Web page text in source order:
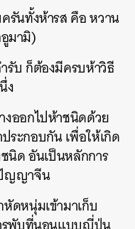
รันทั้งห้ารส คือ หวาน
มามิ)
รับ ก็ต้องมีครบห้าวิธี
ง
ออกไปห้าชนิดด้วย
ระกอบกัน เพื่อให้เกิด
นิด อันเป็นหลักการ
ญญาจีน
ดหนุ่มเข้ามาเก็บ